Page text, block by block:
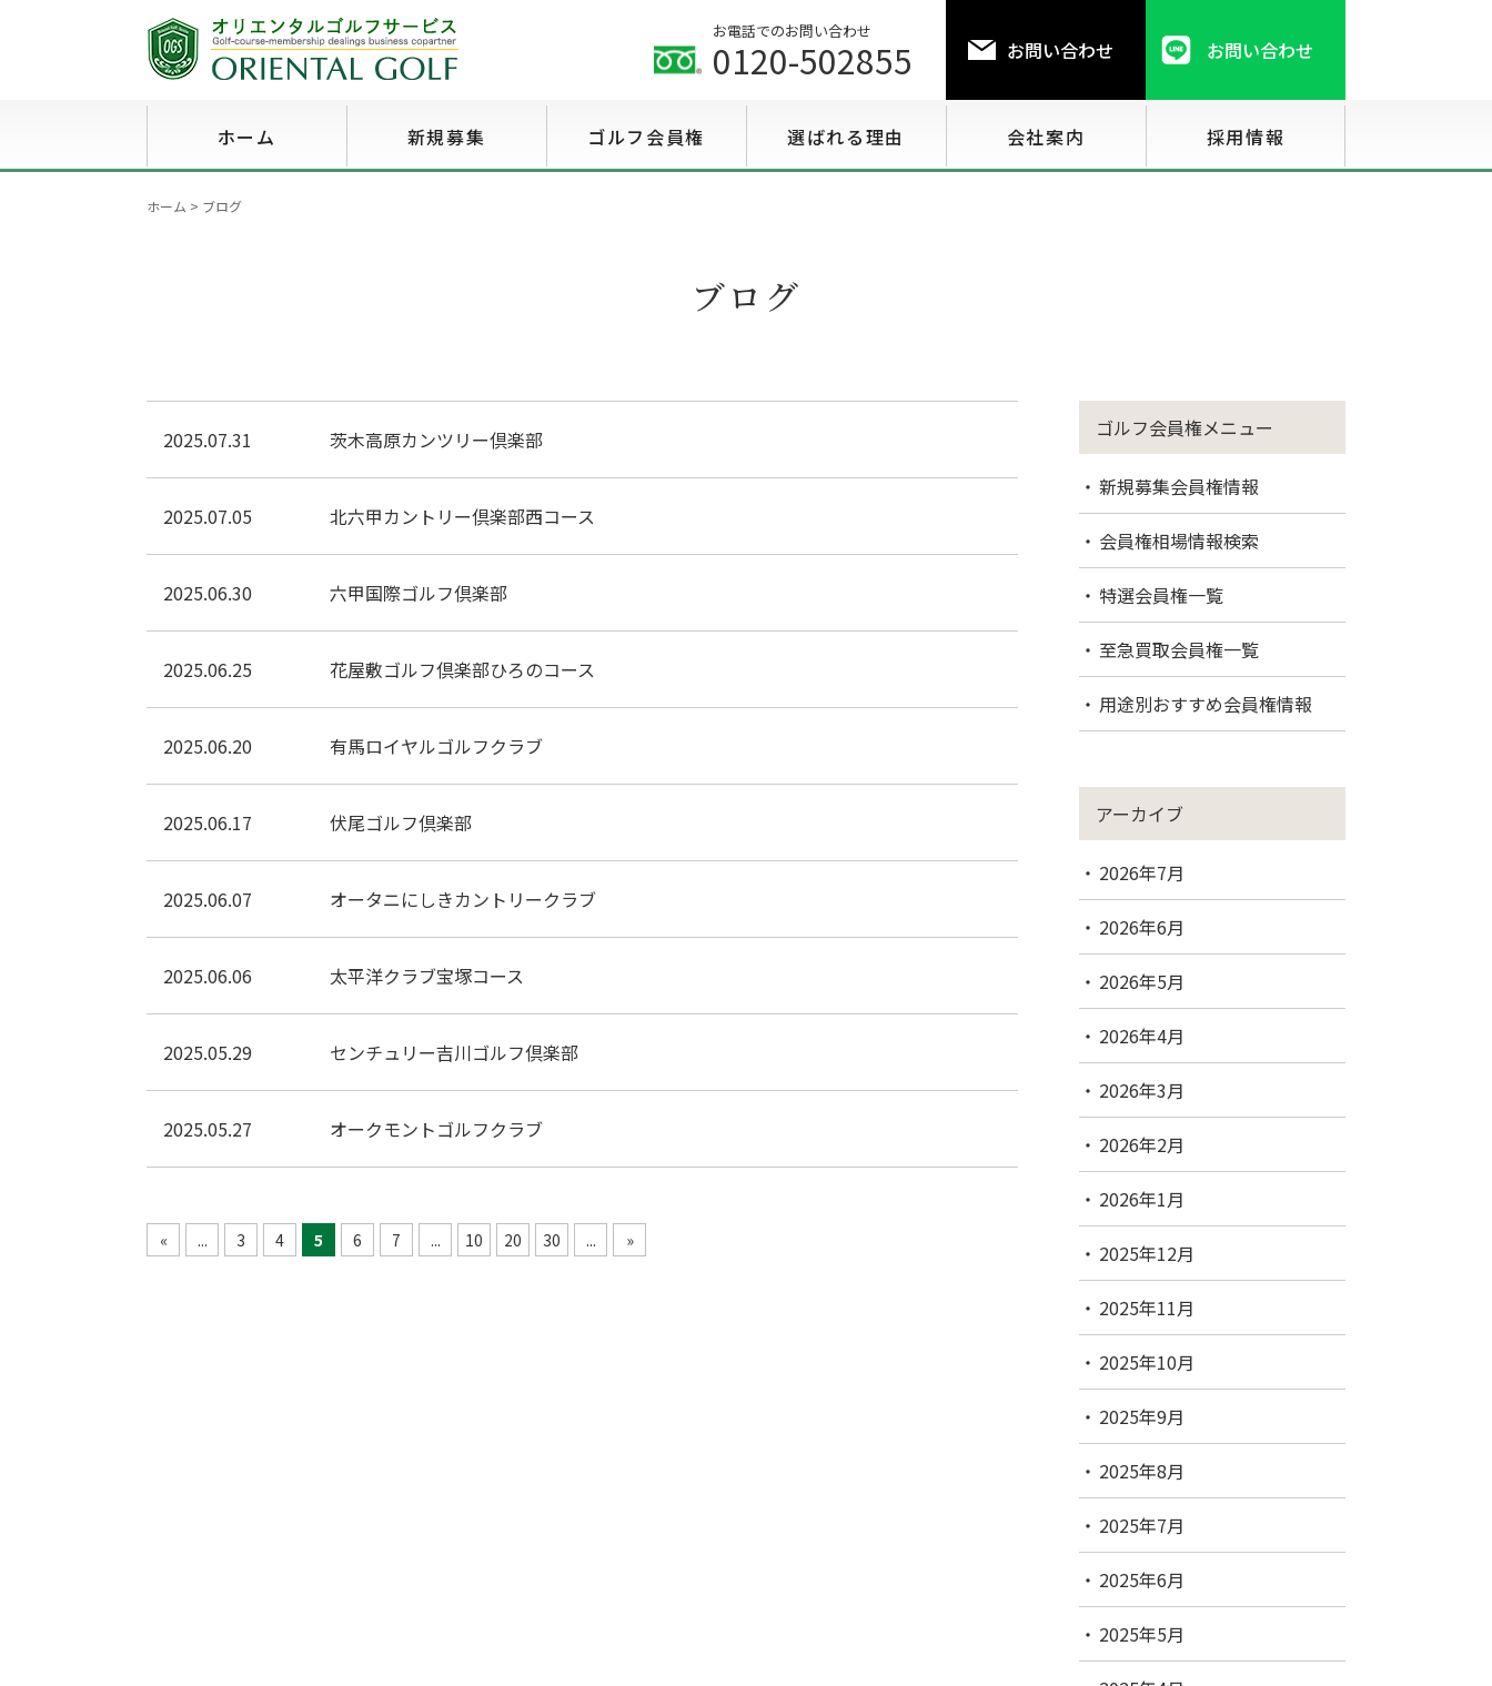
お電話でのお問い合わせ
0120-502855 お問い合わせ お問い合わせ
ホーム 新規募集 ゴルフ会員権
至急買い会員権情報
選ばれる理由 会社案内 採用情報
ホーム > ブログ
ブログ
2025.07.31 茨木高原カンツリー倶楽部
2025.07.05 北六甲カントリー倶楽部西コース
2025.06.30 六甲国際ゴルフ倶楽部
2025.06.25 花屋敷ゴルフ倶楽部ひろのコース
2025.06.20 有馬ロイヤルゴルフクラブ
2025.06.17 伏尾ゴルフ倶楽部
2025.06.07 オータニにしきカントリークラブ
2025.06.06 太平洋クラブ宝塚コース
2025.05.29 センチュリー吉川ゴルフ倶楽部
2025.05.27 オークモントゴルフクラブ
« ... 3 4 5 6 7 ... 10 20 30 ... »
ゴルフ会員権メニュー
新規募集会員権情報
会員権相場情報検索
特選会員権一覧
至急買取会員権一覧
用途別おすすめ会員権情報
アーカイブ
2026年7月
2026年6月
2026年5月
2026年4月
2026年3月
2026年2月
2026年1月
2025年12月
2025年11月
2025年10月
2025年9月
2025年8月
2025年7月
2025年6月
2025年5月